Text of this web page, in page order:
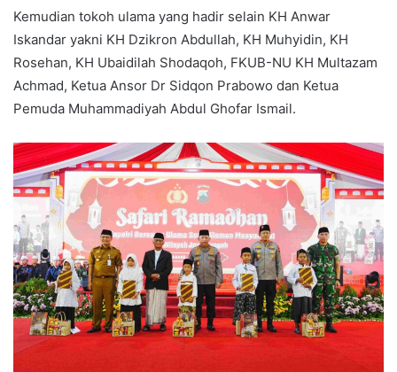
Kemudian tokoh ulama yang hadir selain KH Anwar
Iskandar yakni KH Dzikron Abdullah, KH Muhyidin, KH
Rosehan, KH Ubaidilah Shodaqoh, FKUB-NU KH Multazam
Achmad, Ketua Ansor Dr Sidqon Prabowo dan Ketua
Pemuda Muhammadiyah Abdul Ghofar Ismail.